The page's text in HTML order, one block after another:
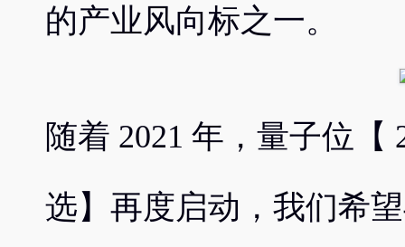
的产业风向标之一。
随着 2021 年，量子位【
选】再度启动，我们希